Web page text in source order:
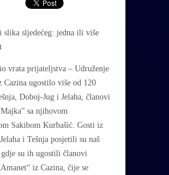
vrata prijateljstva – Udruženje
Cazina ugostilo više od 120
Doboj-Jug i Jelaha, članovi
sa njihovom
Sakibom Kurbašić. Gosti iz
i Tešnja posjetili su naš
su ih ugostili članovi
iz Cazina, čije se